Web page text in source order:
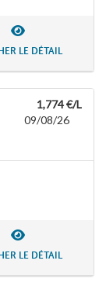
LE DÉTAIL
1,774 €/L
09/08/26
LE DÉTAIL